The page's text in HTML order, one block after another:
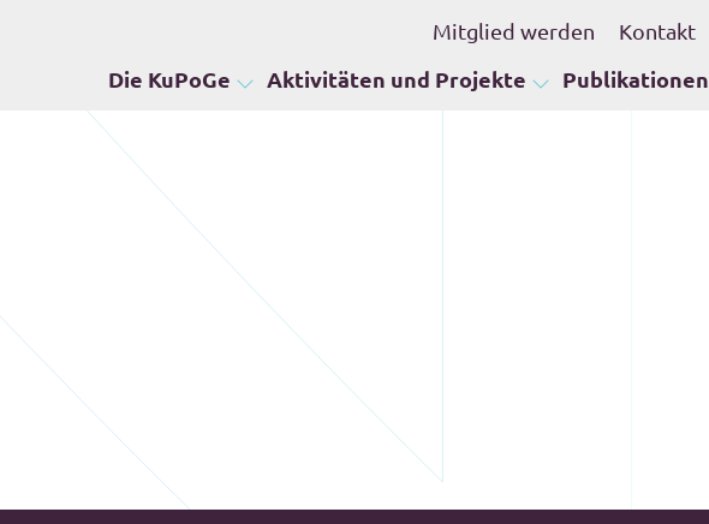
Mitglied werden Kontakt
Die KuPoGe Aktivitäten und Projekte Publikationen